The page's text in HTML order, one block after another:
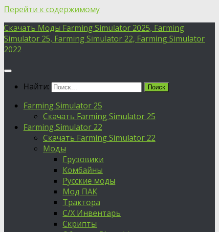
Перейти к содержимому
Скачать Моды Farming Simulator 2025, Farming
Simulator 25, Farming Simulator 22, Farming Simulator
2022
Найти:
Farming Simulator 25
Скачать Farming Simulator 25
Farming Simulator 22
Скачать Farming Simulator 22
Моды
Грузовики
Комбайны
Русские моды
Мод ПАК
Трактора
С/Х Инвентарь
Скрипты